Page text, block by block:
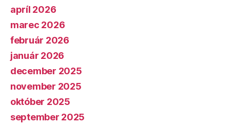
apríl 2026
marec 2026
február 2026
január 2026
december 2025
november 2025
október 2025
september 2025